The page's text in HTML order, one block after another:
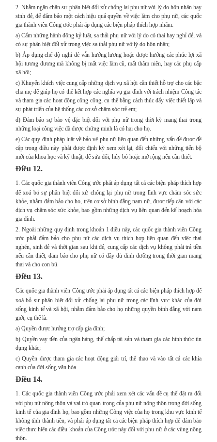
2. Nhằm ngăn chặn sự phân biệt đối xử chống lại phụ nữ với lý do hôn nhân hay
sinh đẻ, để đảm bảo một cách hiệu quả quyền về việc làm cho phụ nữ, các quốc
gia thành viên Công ước phải áp dụng các biện pháp thích hợp nhằm:
a) Cấm những hành động kỷ luật, sa thải phụ nữ với lý do có thai hay nghỉ đẻ, và
có sự phân biệt đối xử trong việc sa thải phụ nữ vỡ lý do hôn nhân;
b) Áp dụng chế độ nghỉ đẻ vẫn hưởng lương hoặc được hưởng các phúc lợi xã
hội tương đương mà không bị mất việc làm cũ, mất thâm niên, hay các phụ cấp
xã hội;
c) Khuyến khích việc cung cấp những dịch vụ xã hội cần thiết hỗ trợ cho các bậc
cha mẹ để giúp họ có thể kết hợp các nghĩa vụ gia đình với trách nhiệm Công tác
và tham gia các hoạt động công cộng, cụ thể bằng cách thúc đẩy việc thiết lập và
sự phát triển của hệ thống các cơ sở chăm sóc trẻ em;
d) Đảm bảo sự bảo vệ đặc biệt đối với phụ nữ trong thời kỳ mang thai trong
những loại công việc đã được chứng minh là có hại cho họ.
e) Các quy định pháp luật về bảo vệ phụ nữ liên quan đến những vấn đề được đề
cập trong điều này phải được định kỳ xem xét lại, đối chiếu với những tiến bộ
mới của khoa học và kỹ thuật, để sửa đổi, hủy bỏ hoặc mở rộng nếu cần thiết.
Điều 12.
1.Các quốc gia thành viên Công ước phải áp dụng tất cả các biện pháp thích hợp
để xoá bỏ sự phân biệt đối xử chống lại phụ nữ trong lĩnh vực chăm sóc sức
khỏe, nhằm đảm bảo cho họ, trên cơ sở bình đẳng nam nữ, được tiếp cận với các
dịch vụ chăm sóc sức khỏe, bao gồm những dịch vụ liên quan đến kế hoạch hóa
gia đình.
2. Ngoài những quy định trong khoản 1 điều này, các quốc gia thành viên Công
ước phải đảm bảo cho phụ nữ các dịch vụ thích hợp liên quan đến việc thai
nghén, sinh đẻ và thời gian sau khi đẻ, cung cấp các dịch vụ không phải trả tiền
nếu cần thiết, đảm bảo cho phụ nữ có đầy đủ dinh dưỡng trong thời gian mang
thai và cho con bú.
Điều 13.
Các quốc gia thành viên Công ước phải áp dụng tất cả các biện pháp thích hợp để
xoá bỏ sự phân biệt đối xử chống lại phụ nữ trong các lĩnh vực khác của đời
sống kinh tế và xã hội, nhằm đảm bảo cho họ những quyền bình đẳng với nam
giới, cụ thể là:
a) Quyền được hưởng trợ cấp gia đình;
b) Quyền vay tiền của ngân hàng, thế chấp tài sản và tham gia các hình thức tín
dụng khác;
c) Quyền được tham gia các hoạt động giải trí, thể thao và vào tất cả các khía
cạnh của đời sống văn hóa.
Điều 14.
1. Các quốc gia thành viên Công ước phải xem xét các vấn đề cụ thể đặt ra đối
với phụ nữ nông thôn và vai trò quan trọng của phụ nữ nông thôn trong đời sống
kinh tế của gia đình họ, bao gồm những Công việc của họ trong khu vực kinh tế
không tính thành tiền, và phải áp dụng tất cả các biện pháp thích hợp để đảm bảo
việc thực hiện các điều khoản của Công ước này đối với phụ nữ ở các vùng nông
thôn.